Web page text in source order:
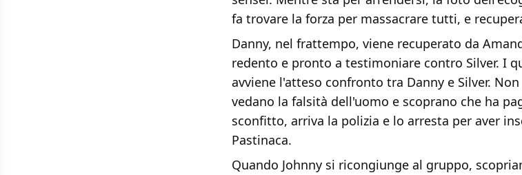
fa trovare la forza per massacrare tutti, e
Danny, nel frattempo, viene recuperato da
redento e pronto a testimoniare contro Silver. I
avviene l'atteso confronto tra Danny e Silver.
vedano la falsità dell'uomo e scoprano che ha
sconfitto, arriva la polizia e lo arresta per aver
Pastinaca.
Quando Johnny si ricongiunge al gruppo,